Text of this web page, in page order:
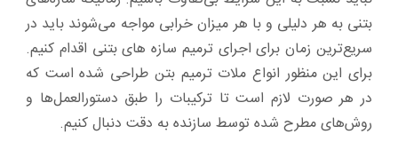
بتنی به هر دلیلی و با هر میزان خرابی مواجه می‌شوند باید در
سریع‌ترین زمان برای اجرای ترمیم سازه های بتنی اقدام کنیم.
برای این منظور انواع ملات ترمیم‌ بتن طراحی شده‌ است که
در هر صورت لازم است تا ترکیبات را طبق دستورالعمل‌ها و
روش‌های مطرح ‌شده توسط سازنده به ‌دقت دنبال کنیم.